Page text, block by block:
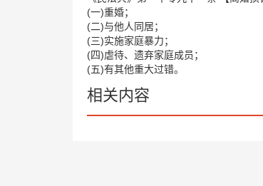
(一)重婚；
(二)与他人同居；
(三)实施家庭暴力；
(四)虐待、遗弃家庭成员；
(五)有其他重大过错。
相关内容